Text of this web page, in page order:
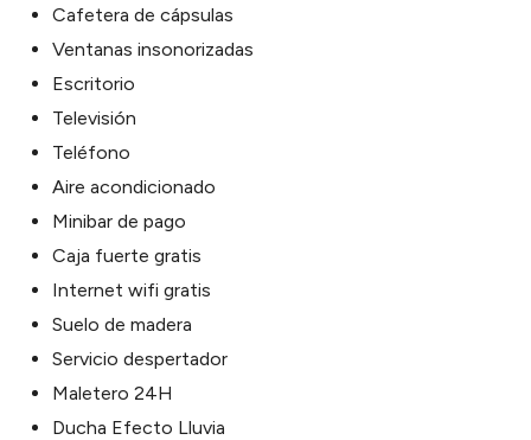
Cafetera de cápsulas
Ventanas insonorizadas
Escritorio
Televisión
Teléfono
Aire acondicionado
Minibar de pago
Caja fuerte gratis
Internet wifi gratis
Suelo de madera
Servicio despertador
Maletero 24H
Ducha Efecto Lluvia